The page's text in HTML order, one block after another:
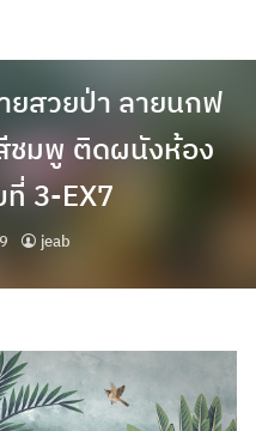
ยสวยป่า ลายนกฟ
ชมพู ติดผนังห้อง
3-EX7
jeab